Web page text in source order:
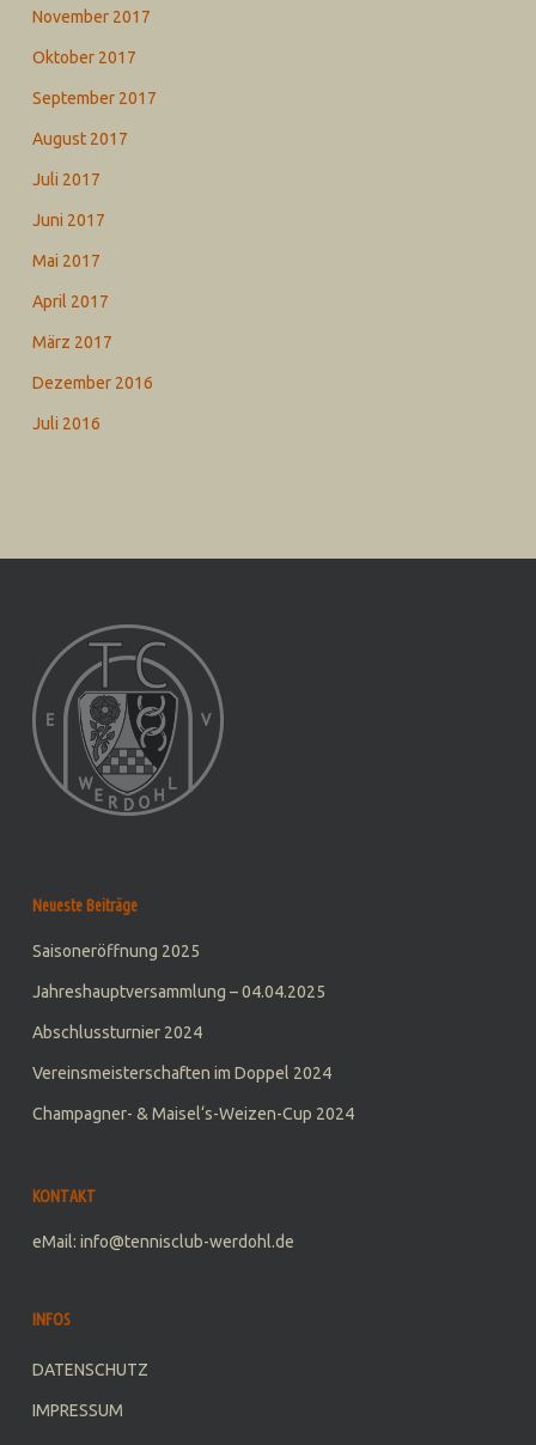
November 2017
Oktober 2017
September 2017
August 2017
Juli 2017
Juni 2017
Mai 2017
April 2017
März 2017
Dezember 2016
Juli 2016
Neueste Beiträge
Saisoneröffnung 2025
Jahreshauptversammlung – 04.04.2025
Abschlussturnier 2024
Vereinsmeisterschaften im Doppel 2024
Champagner- & Maisel‘s-Weizen-Cup 2024
KONTAKT
eMail: info@tennisclub-werdohl.de
INFOS
DATENSCHUTZ
IMPRESSUM